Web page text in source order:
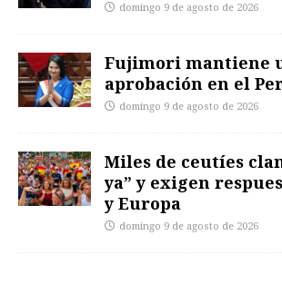
domingo 9 de agosto de 2026
Fujimori mantiene
aprobación en el
domingo 9 de agosto de 2026
Miles de ceutíes
ya” y exigen
y Europa
domingo 9 de agosto de 2026